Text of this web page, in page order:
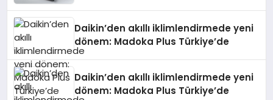
Daikin’den akıllı iklimlendirmede yeni
dönem: Madoka Plus Türkiye’de
Daikin’den akıllı iklimlendirmede yeni
dönem: Madoka Plus Türkiye’de